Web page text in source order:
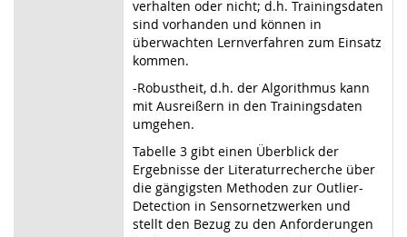
verhalten oder nicht; d.h. Trainingsdaten
sind vorhanden und können in
überwachten Lernverfahren zum Einsatz
kommen.
-Robustheit, d.h. der Algorithmus kann
mit Ausreißern in den Trainingsdaten
umgehen.
Tabelle 3 gibt einen Überblick der
Ergebnisse der Literaturrecherche über
die gängigsten Methoden zur Outlier-
Detection in Sensornetzwerken und
stellt den Bezug zu den Anforderungen